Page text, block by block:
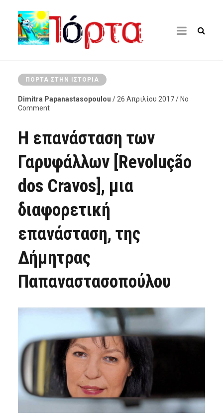
ΠΌΡΤΑ ΣΤΗΝ ΙΣΤΟΡΊΑ
Dimitra Papanastasopoulou / 26 Απριλίου 2017 / No
Comment
Η επανάσταση των
Γαρυφάλλων [Revolução
dos Cravos], μια
διαφορετική
επανάσταση, της
Δήμητρας
Παπαναστασοπούλου